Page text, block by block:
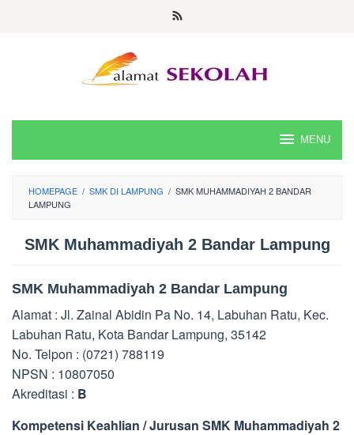
MENU
HOMEPAGE / SMK DI LAMPUNG / SMK MUHAMMADIYAH 2 BANDAR
LAMPUNG
SMK Muhammadiyah 2 Bandar Lampung
SMK Muhammadiyah 2 Bandar Lampung
Alamat : Jl. Zainal Abidin Pa No. 14, Labuhan Ratu, Kec.
Labuhan Ratu, Kota Bandar Lampung, 35142
No. Telpon : (0721) 788119
NPSN : 10807050
Akreditasi : B
Kompetensi Keahlian / Jurusan SMK Muhammadiyah 2